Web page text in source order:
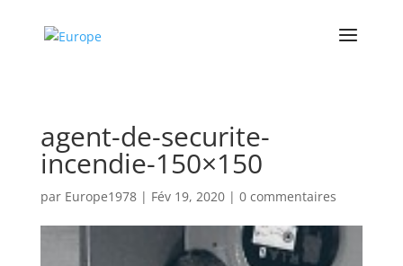
agent-de-securite-
incendie-150×150
par Europe1978| Fév 19, 2020| 0 commentaires